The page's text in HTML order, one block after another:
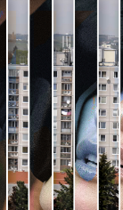
Pro děti
edu
Vše o ČT